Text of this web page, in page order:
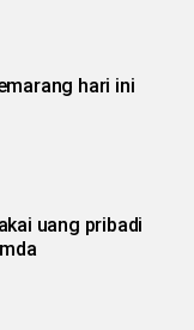
hari ini
uang pribadi